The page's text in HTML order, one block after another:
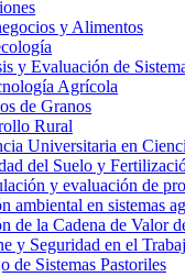
y Alimentos
y Evaluación de
Agrícola
de Granos
Rural
Universitaria en
del Suelo y
y evaluación de
ambiental en sistemas
de la Cadena de Valor
y Seguridad en el
de Sistemas Pastoriles